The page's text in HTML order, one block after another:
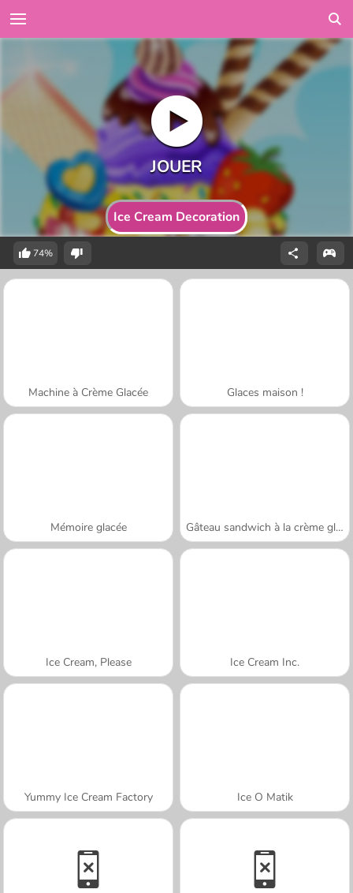
Ice Cream Decoration
74%
Machine à Crème Glacée Glaces maison !
Mémoire glacée Gâteau sandwich à la crème glacée
Ice Cream, Please Ice Cream Inc.
Yummy Ice Cream Factory Ice O Matik